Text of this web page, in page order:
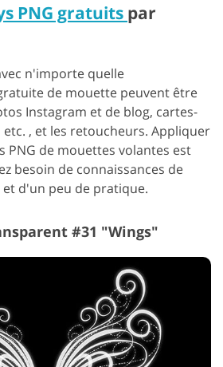
PNG gratuits par
n'importe quelle
de mouette peuvent être
Instagram et de blog, cartes-
, et les retoucheurs. Appliquer
PNG de mouettes volantes est
besoin de connaissances de
d'un peu de pratique.
#31 "Wings"